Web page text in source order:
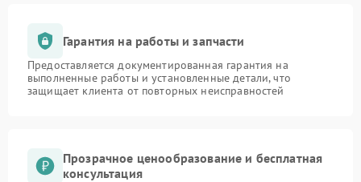
Гарантия на работы и запчасти
Предоставляется документированная гарантия на
выполненные работы и установленные детали, что
защищает клиента от повторных неисправностей
Прозрачное ценообразование и бесплатная
консультация